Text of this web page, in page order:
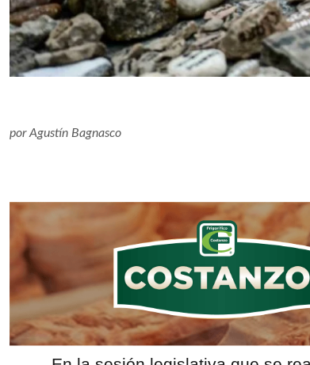
porAgustín Bagnasco